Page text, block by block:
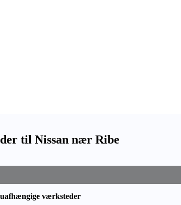
til Nissan nær Ribe
uafhængige værksteder